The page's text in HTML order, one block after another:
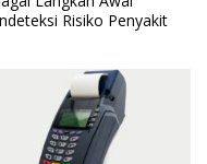
Risiko Penyakit